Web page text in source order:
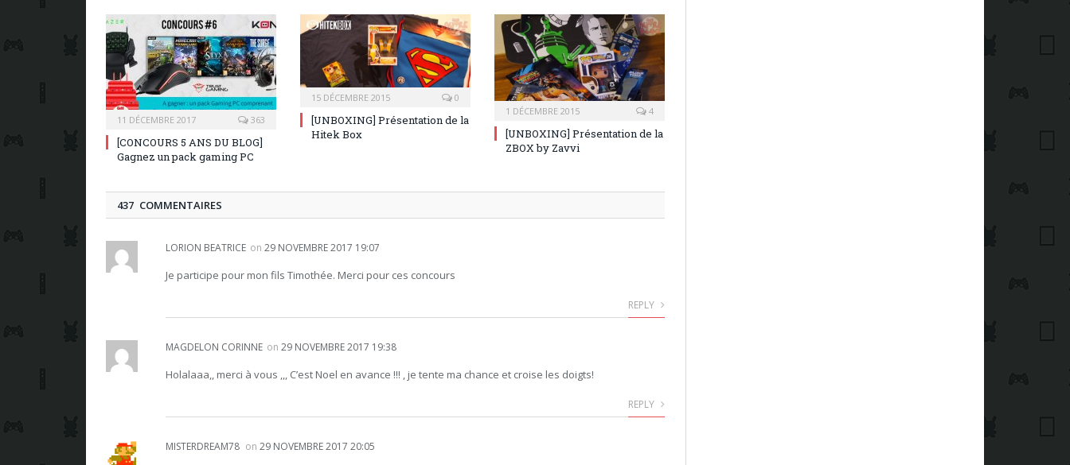
11 DÉCEMBRE 2017 363
[CONCOURS 5 ANS DU BLOG]
Gagnez un pack gaming PC
15 DÉCEMBRE 2015 0
[UNBOXING] Présentation de la
Hitek Box
1 DÉCEMBRE 2015 4
[UNBOXING] Présentation de la
ZBOX by Zavvi
437 COMMENTAIRES
LORION BEATRICE on 29 NOVEMBRE 2017 19:07
Je participe pour mon fils Timothée. Merci pour ces concours
REPLY
MAGDELON CORINNE on 29 NOVEMBRE 2017 19:38
Holalaaa,, merci à vous ,,, C’est Noel en avance !!! , je tente ma chance et croise les doigts!
REPLY
MISTERDREAM78 on 29 NOVEMBRE 2017 20:05